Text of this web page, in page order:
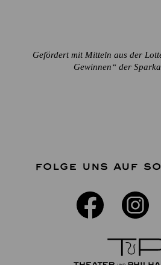
Gefördert mit Mitteln aus der
Gewinnen“ der
FOLGE UNS AUF